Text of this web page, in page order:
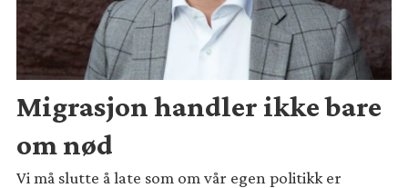
Migrasjon handler ikke bare
om nød
Vi må slutte å late som om vår egen politikk er